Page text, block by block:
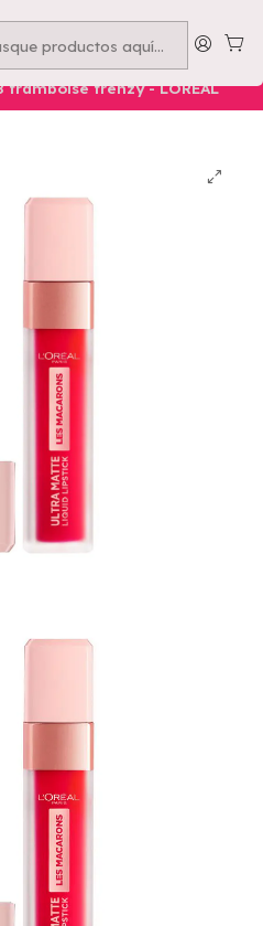
-Compra mínima $50.000
Belleza Labios
framboise frenzy - LOREAL